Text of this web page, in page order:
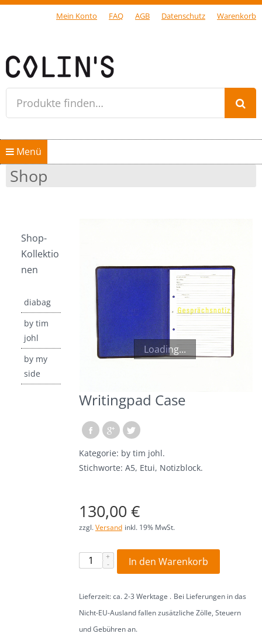
Mein Konto FAQ AGB Datenschutz Warenkorb
Gersfeld Rhön
Produkte finden…
Springe zum Inhalt
Menü
Home
Kollektion “diabag”
by tim johl
Kollektion “by tim johl”
by my side
Kollektion “by my side”
Taschen
by tim johl – die Story
by my side – die Story
Sonderanfertigungen
Shop
Loading...
Writingpad Case
Kategorie: by tim johl.
Stichworte: A5, Etui, Notizblock.
130,00 €
zzgl.Versand inkl. 19% MwSt.
In den Warenkorb
Lieferzeit: ca. 2-3 Werktage
Bei Lieferungen in das
Nicht-EU-Ausland fallen zusätzliche Zölle, Steuern
und Gebühren an
Shop-
Kollektio
nen
diabag
by tim
johl
by my
side